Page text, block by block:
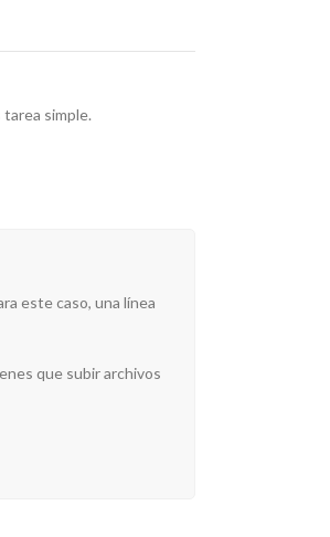
simple.
este caso, una línea
que subir archivos